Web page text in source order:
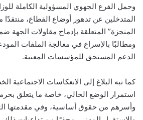
وحمل الفرع الجهوي المسؤولية الكاملة
المتدخلين عن تدهور أوضاع القطاع، منتقدًا
المنجزة” المتعلقة بإدماج مقاولات الجهة
ومطالبًا بالإسراع في معالجة الملفات
الدعم المستحق للمؤسسات المعنية.
كما نبه البلاغ إلى الانعكاسات الاجتماعية
استمرار الوضع الحالي، خاصة ما يتعلق
وأسرهم من حقوق أساسية، وفي مقدمتها